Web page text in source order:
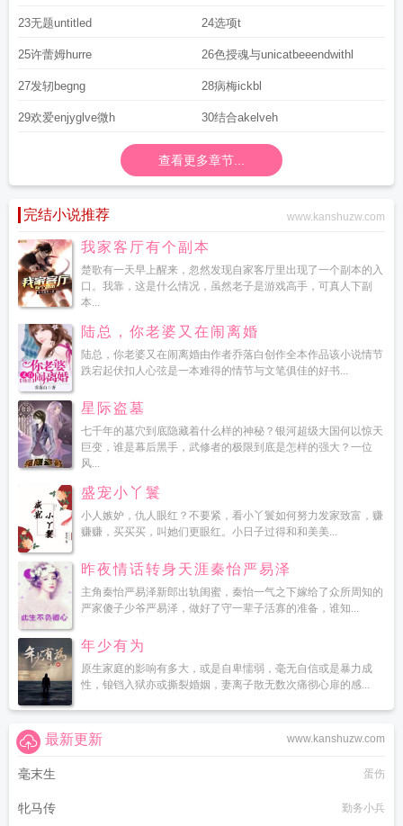
23无题untitled 24选项t
25许蕾姆hurre 26色授魂与unicatbeeendwithl
27发轫begng 28病梅ickbl
29欢爱enjyglve微h 30结合akelveh
查看更多章节...
完结小说推荐 www.kanshuzw.com
我家客厅有个副本
楚歌有一天早上醒来，忽然发现自家客厅里出现了一个副本的入
口。我靠，这是什么情况，虽然老子是游戏高手，可真人下副
本...
陆总，你老婆又在闹离婚
陆总，你老婆又在闹离婚由作者乔落白创作全本作品该小说情节
跌宕起伏扣人心弦是一本难得的情节与文笔俱佳的好书...
星际盗墓
七千年的墓穴到底隐藏着什么样的神秘？银河超级大国何以惊天
巨变，谁是幕后黑手，武修者的极限到底是怎样的强大？一位
风...
盛宠小丫鬟
小人嫉妒，仇人眼红？不要紧，看小丫鬟如何努力发家致富，赚
赚赚，买买买，叫她们更眼红。小日子过得和和美美...
昨夜情话转身天涯秦怡严易泽
主角秦怡严易泽新郎出轨闺蜜，秦怡一气之下嫁给了众所周知的
严家傻子少爷严易泽，做好了守一辈子活寡的准备，谁知...
年少有为
原生家庭的影响有多大，或是自卑懦弱，毫无自信或是暴力成
性，锒铛入狱亦或撕裂婚姻，妻离子散无数次痛彻心扉的感...
www.kanshuzw.com
最新更新
毫末生 蛋伤
牝马传 勤务小兵